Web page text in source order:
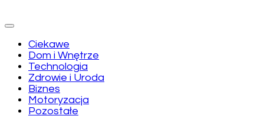
Ciekawe
Dom i Wnętrze
Technologia
Zdrowie i Uroda
Biznes
Motoryzacja
Pozostałe